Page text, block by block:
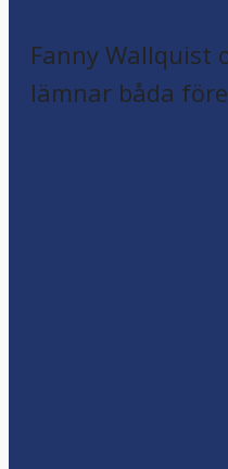
Fanny Wallquist
lämnar båda före